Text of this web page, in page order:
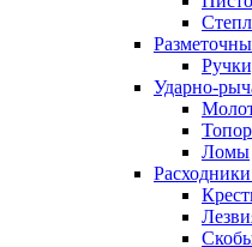
Ударно-
Ломы